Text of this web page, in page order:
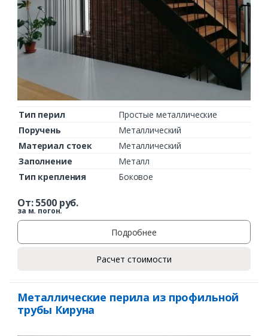
Тип перил
Простые металлические
Поручень
Металлический
Материал стоек
Металлический
Заполнение
Металл
Тип крепления
Боковое
От:5500руб.
за м. погон.
Подробнее
Расчет стоимости
Металлические перила из профильной
трубы Кируна